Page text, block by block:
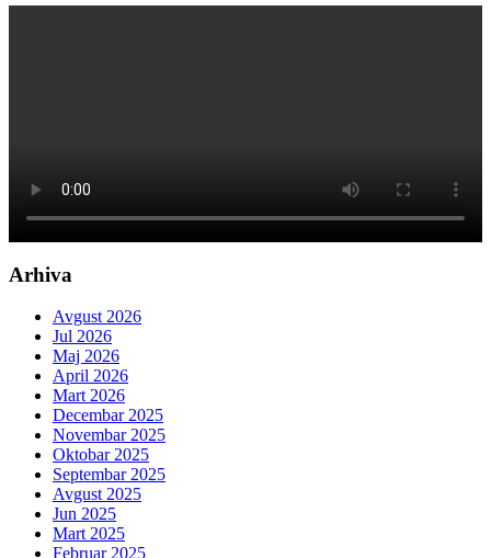
Arhiva
Avgust 2026
Jul 2026
Maj 2026
April 2026
Mart 2026
Decembar 2025
Novembar 2025
Oktobar 2025
Septembar 2025
Avgust 2025
Jun 2025
Mart 2025
Februar 2025